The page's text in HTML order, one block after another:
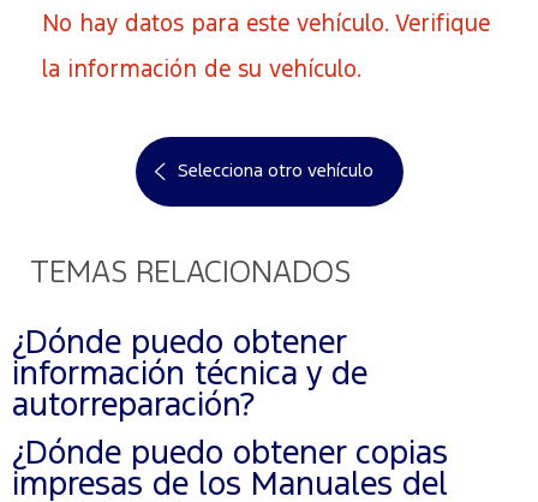
No hay datos para este vehículo. Verifique
la información de su vehículo.
Selecciona otro vehículo
TEMAS RELACIONADOS
¿Dónde puedo obtener
información técnica y de
autorreparación?
¿Dónde puedo obtener copias
impresas de los Manuales del